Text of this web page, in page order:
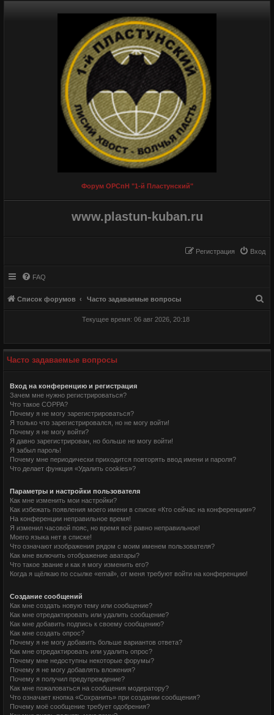
Форум ОРСпН "1-й Пластунский"
www.plastun-kuban.ru
Вход
Регистрация
FAQ
Список форумов Часто задаваемые вопросы
Текущее время: 06 авг 2026, 20:18
Часто задаваемые вопросы
Вход на конференцию и регистрация
Зачем мне нужно регистрироваться?
Что такое COPPA?
Почему я не могу зарегистрироваться?
Я только что зарегистрировался, но не могу войти!
Почему я не могу войти?
Я давно зарегистрирован, но больше не могу войти!
Я забыл пароль!
Почему мне периодически приходится повторять ввод имени и пароля?
Что делает функция «Удалить cookies»?
Параметры и настройки пользователя
Как мне изменить мои настройки?
Как избежать появления моего имени в списке «Кто сейчас на конференции»?
На конференции неправильное время!
Я изменил часовой пояс, но время всё равно неправильное!
Моего языка нет в списке!
Что означают изображения рядом с моим именем пользователя?
Как мне включить отображение аватары?
Что такое звание и как я могу изменить его?
Когда я щёлкаю по ссылке «email», от меня требуют войти на конференцию!
Создание сообщений
Как мне создать новую тему или сообщение?
Как мне отредактировать или удалить сообщение?
Как мне добавить подпись к своему сообщению?
Как мне создать опрос?
Почему я не могу добавить больше вариантов ответа?
Как мне отредактировать или удалить опрос?
Почему мне недоступны некоторые форумы?
Почему я не могу добавлять вложения?
Почему я получил предупреждение?
Как мне пожаловаться на сообщения модератору?
Что означает кнопка «Сохранить» при создании сообщения?
Почему моё сообщение требует одобрения?